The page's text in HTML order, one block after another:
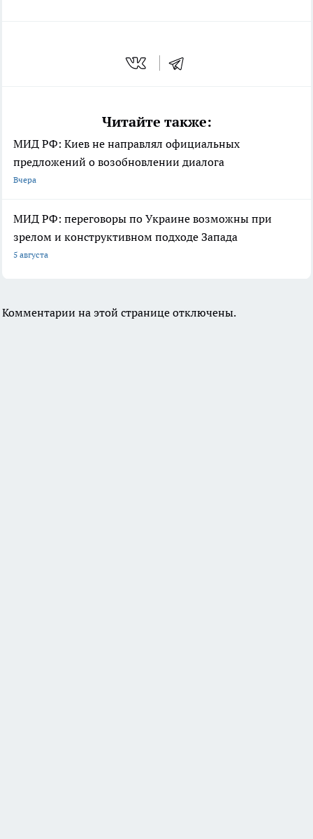
Читайте также:
МИД РФ: Киев не направлял официальных
предложений о возобновлении диалога
Вчера
МИД РФ: переговоры по Украине возможны при
зрелом и конструктивном подходе Запада
5 августа
Комментарии на этой странице отключены.